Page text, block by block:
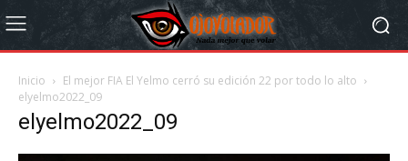
Inicio
El mejor FIA El Yelmo cerró su edición 22 por todo lo alto
elyelmo2022_09
elyelmo2022_09